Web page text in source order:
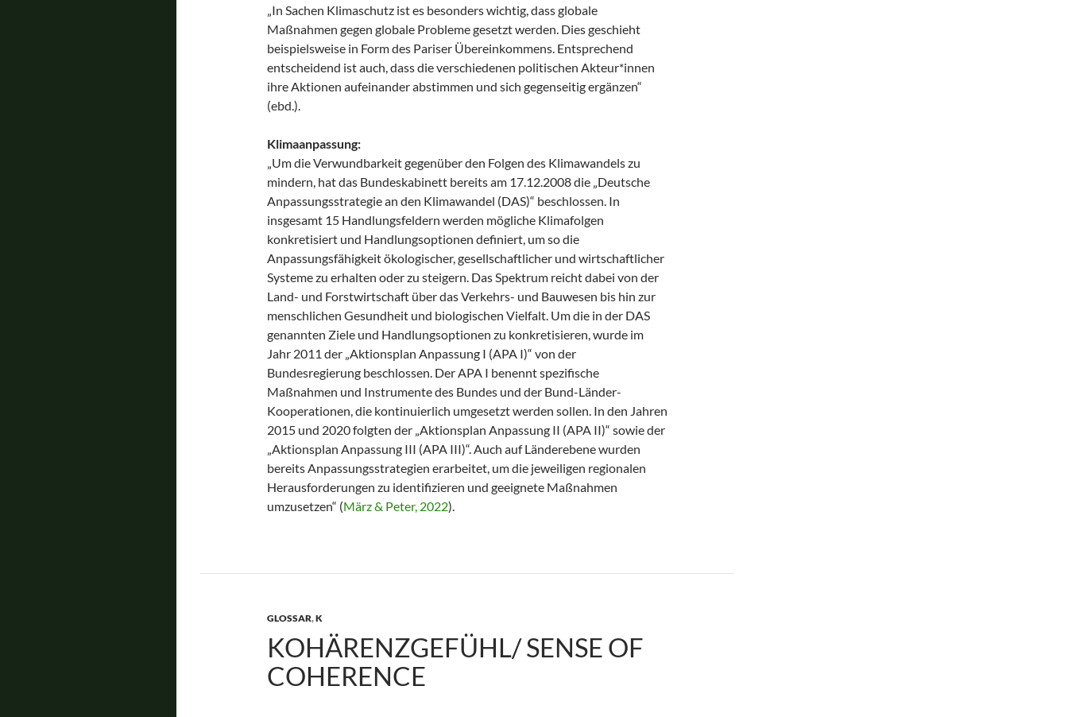
„In Sachen Klimaschutz ist es besonders wichtig, dass globale
Maßnahmen gegen globale Probleme gesetzt werden. Dies geschieht
beispielsweise in Form des Pariser Übereinkommens. Entsprechend
entscheidend ist auch, dass die verschiedenen politischen Akteur*innen
ihre Aktionen aufeinander abstimmen und sich gegenseitig ergänzen“
(ebd.).
Klimaanpassung:
„Um die Verwundbarkeit gegenüber den Folgen des Klimawandels zu
mindern, hat das Bundeskabinett bereits am 17.12.2008 die „Deutsche
Anpassungsstrategie an den Klimawandel (DAS)“ beschlossen. In
insgesamt 15 Handlungsfeldern werden mögliche Klimafolgen
konkretisiert und Handlungsoptionen definiert, um so die
Anpassungsfähigkeit ökologischer, gesellschaftlicher und wirtschaftlicher
Systeme zu erhalten oder zu steigern. Das Spektrum reicht dabei von der
Land- und Forstwirtschaft über das Verkehrs- und Bauwesen bis hin zur
menschlichen Gesundheit und biologischen Vielfalt. Um die in der DAS
genannten Ziele und Handlungsoptionen zu konkretisieren, wurde im
Jahr 2011 der „Aktionsplan Anpassung I (APA I)“ von der
Bundesregierung beschlossen. Der APA I benennt spezifische
Maßnahmen und Instrumente des Bundes und der Bund-Länder-
Kooperationen, die kontinuierlich umgesetzt werden sollen. In den Jahren
2015 und 2020 folgten der „Aktionsplan Anpassung II (APA II)“ sowie der
„Aktionsplan Anpassung III (APA III)“. Auch auf Länderebene wurden
bereits Anpassungsstrategien erarbeitet, um die jeweiligen regionalen
Herausforderungen zu identifizieren und geeignete Maßnahmen
umzusetzen“ (März & Peter, 2022).
GLOSSAR,K
KOHÄRENZGEFÜHL/ SENSE OF
COHERENCE